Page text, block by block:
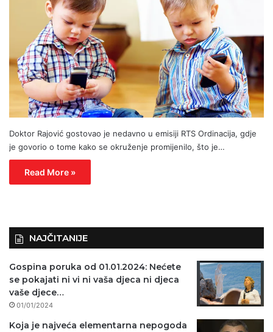
Doktor Rajović gostovao je nedavno u emisiji RTS Ordinacija, gdje
je govorio o tome kako se okruženje promijenilo, što je…
Read More »
NAJČITANIJE
Gospina poruka od 01.01.2024: Nećete
se pokajati ni vi ni vaša djeca ni djeca
vaše djece…
01/01/2024
Koja je najveća elementarna nepogoda